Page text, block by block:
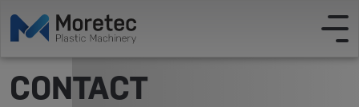
CONTACT